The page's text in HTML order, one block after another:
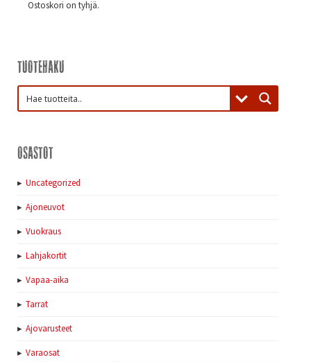
Ostoskori on tyhjä.
Tuotehaku
Osastot
Uncategorized
Ajoneuvot
Vuokraus
Lahjakortit
Vapaa-aika
Tarrat
Ajovarusteet
Varaosat